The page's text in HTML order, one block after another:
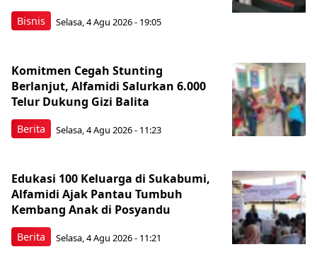
Bisnis Selasa, 4 Agu 2026 - 19:05
Berita
Komitmen Cegah Stunting
Berlanjut, Alfamidi Salurkan 6.000
Telur Dukung Gizi Balita
Selasa, 4 Agu 2026 - 11:23
Berita
Edukasi 100 Keluarga di Sukabumi,
Alfamidi Ajak Pantau Tumbuh
Kembang Anak di Posyandu
Selasa, 4 Agu 2026 - 11:21